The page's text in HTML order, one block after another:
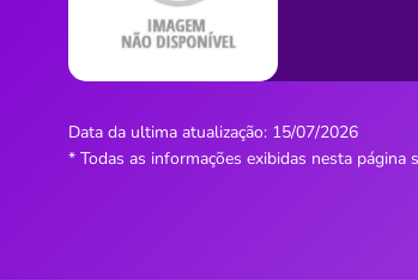
Data da ultima atualização: 15/07/2026
* Todas as informações exibidas nesta